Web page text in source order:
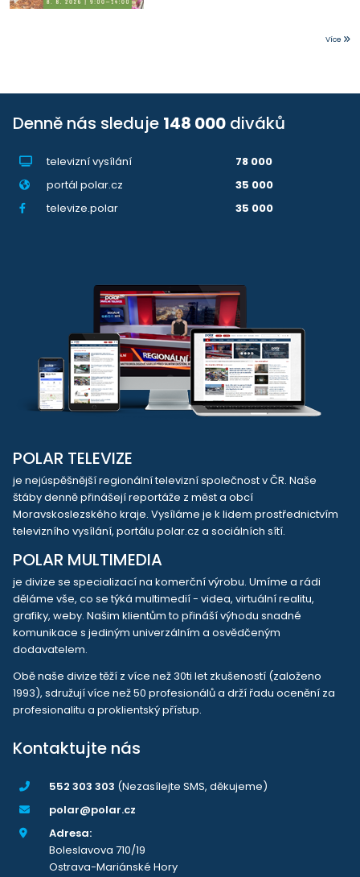
Více
Denně nás sleduje 148 000 diváků
televizní vysílání
78 000
portál polar.cz
35 000
televize.polar
35 000
POLAR TELEVIZE
je nejúspěšnější regionální televizní společnost v ČR. Naše
štáby denně přinášejí reportáže z měst a obcí
Moravskoslezského kraje. Vysíláme je k lidem prostřednictvím
televizního vysílání, portálu polar.cz a sociálních sítí.
POLAR MULTIMEDIA
je divize se specializací na komerční výrobu. Umíme a rádi
děláme vše, co se týká multimedií - videa, virtuální realitu,
grafiky, weby. Našim klientům to přináší výhodu snadné
komunikace s jediným univerzálním a osvědčeným
dodavatelem.
Obě naše divize těží z více než 30ti let zkušeností (založeno
1993), sdružují více než 50 profesionálů a drží řadu ocenění za
profesionalitu a proklientský přístup.
Kontaktujte nás
552 303 303 (Nezasílejte SMS, děkujeme)
polar@polar.cz
Adresa:
Boleslavova 710/19
Ostrava-Mariánské Hory